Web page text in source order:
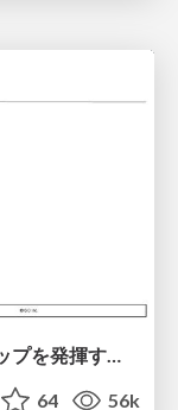
64 56k